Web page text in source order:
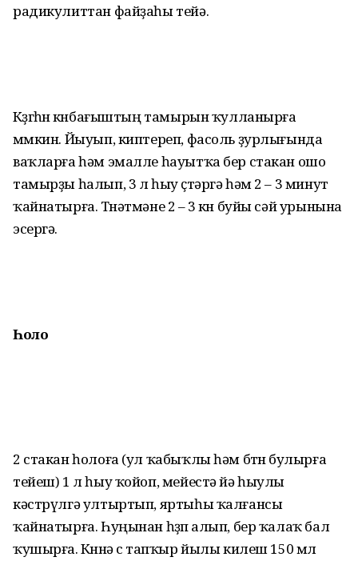
радикулиттан файҙаһы тейә.
Көҙгөһөн көнбағыштың тамырын ҡулланырға
мөмкин. Йыуып, киптереп, фасоль ҙурлығында
ваҡларға һәм эмалле һауытҡа бер стакан ошо
тамырҙы һалып, 3 л һыу өҫтәргә һәм 2 – 3 минут
ҡайнатырға. Төнәтмәне 2 – 3 көн буйы сәй урынына
эсергә.
Һоло
2 стакан һолоға (ул ҡабыҡлы һәм бөтөн булырға
тейеш) 1 л һыу ҡойоп, мейестә йә һыулы
кәстрүлгә ултыртып, яртыһы ҡалғансы
ҡайнатырға. Һуңынан һөҙөп алып, бер ҡалаҡ бал
ҡушырға. Көнөнә өс тапҡыр йылы килеш 150 мл